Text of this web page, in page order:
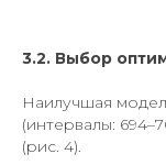
3.2. Выбор
Наилучшая
(интервалы:
(рис. 4).